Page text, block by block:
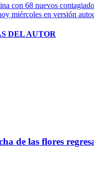
con 68 nuevos
miércoles en versión
DEL AUTOR
de las flores